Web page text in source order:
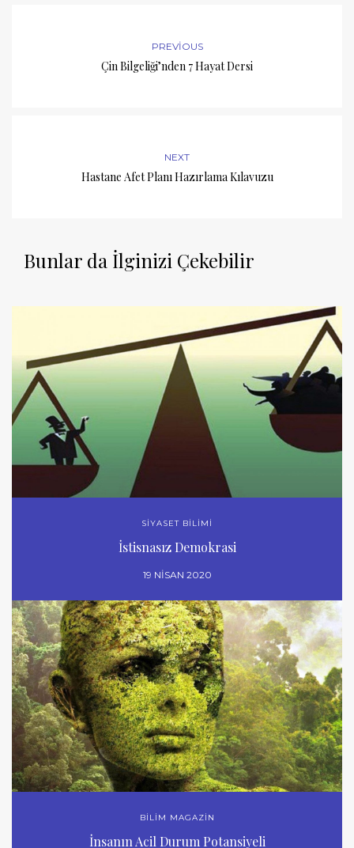
PREVIOUS
Çin Bilgeliği’nden 7 Hayat Dersi
NEXT
Hastane Afet Planı Hazırlama Kılavuzu
Bunlar da İlginizi Çekebilir
SİYASET BİLİMİ
İstisnasız Demokrasi
19 NISAN 2020
BİLİM MAGAZİN
İnsanın Acil Durum Potansiyeli